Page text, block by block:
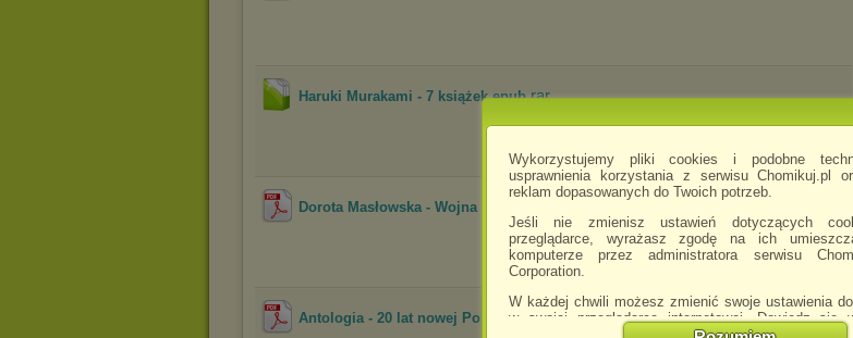
Wykorzystujemy pliki cookies i podobne
usprawnienia korzystania z serwisu Chomikuj.pl
reklam dopasowanych do Twoich potrzeb.
Jeśli nie zmienisz ustawień dotyczących
przeglądarce, wyrażasz zgodę na ich
komputerze przez administratora serwisu
Corporation.
W każdej chwili możesz zmienić swoje ustawienia
w swojej przeglądarce internetowej. Dowiedz się
http://chomikuj.pl/
Haruki Murakami - 7 książek epub.rar
Dorota Masłowska - Wojna polsko-ruska pod flagą biało-...
Antologia - 20 lat nowej Polski w reportażach według M....pdf